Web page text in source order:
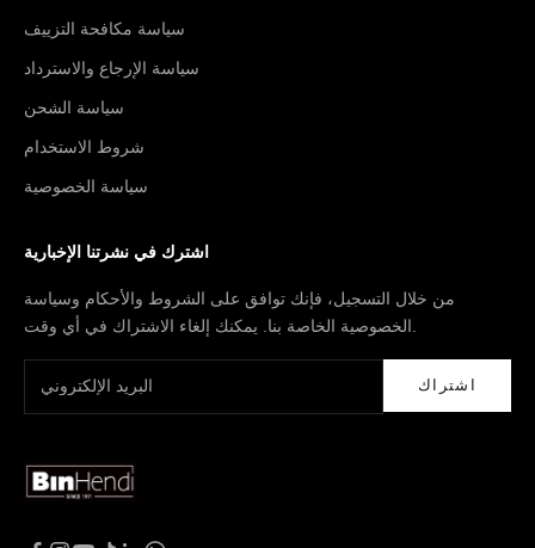
سياسة مكافحة التزييف
سياسة الإرجاع والاسترداد
سياسة الشحن
شروط الاستخدام
سياسة الخصوصية
اشترك في نشرتنا الإخبارية
من خلال التسجيل، فإنك توافق على الشروط والأحكام وسياسة
اشتراك